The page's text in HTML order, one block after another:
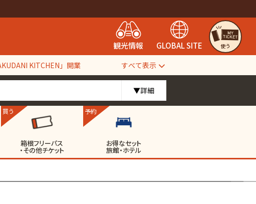
観光情報 GLOBAL SITE 使う
KITCHEN」開業 すべて表示
▼詳細
買う
箱根フリーパス
・その他チケット
予約
お得なセット
旅館・ホテル